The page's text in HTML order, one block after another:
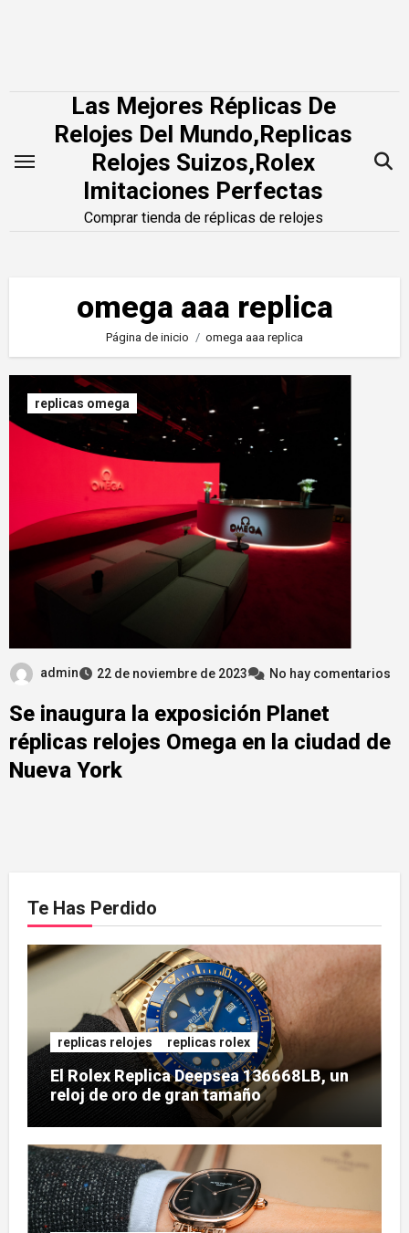
Las Mejores Réplicas De
Relojes Del Mundo,Replicas
Relojes Suizos,Rolex
Imitaciones Perfectas
Comprar tienda de réplicas de relojes
omega aaa replica
Página de inicio omega aaa replica
replicas omega
admin 22 de noviembre de 2023 No hay comentarios
Se inaugura la exposición Planet
réplicas relojes Omega en la ciudad de
Nueva York
Te Has Perdido
replicas relojes replicas rolex
El Rolex Replica Deepsea 136668LB, un
reloj de oro de gran tamaño